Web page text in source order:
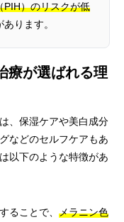
PIH）のリスクが低
ります。
療が選ばれる理
、保湿ケアや美白成分
などのセルフケアもあ
以下のような特徴があ
ることで、 メラニン色